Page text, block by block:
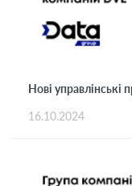
Нові управлінські
16.10.2024